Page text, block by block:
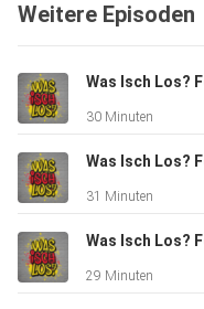
eher selten ist. In
von
Sucht und Gewalt. Das
und
ab 18 Jahren gestattet.
Deutschland
ähnliche solcher
Spielautomaten und
Weitere Episoden
30 Minuten
31 Minuten
29 Minuten